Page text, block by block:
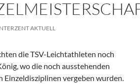
AKTUELL
die TSV-Leichtathleten noch
wo die noch ausstehenden
vergeben wurden.